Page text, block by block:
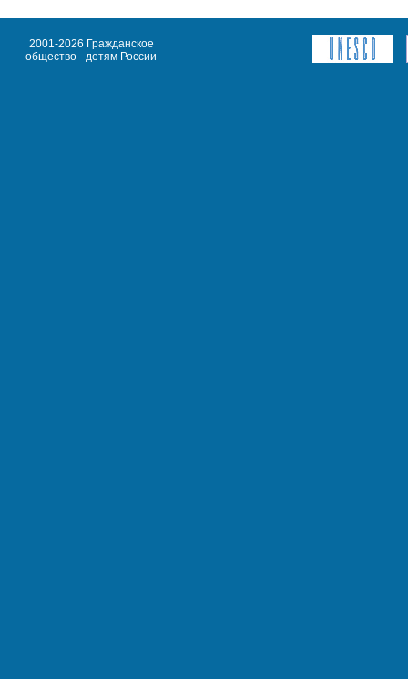
2001-2026 Гражданское
общество - детям России